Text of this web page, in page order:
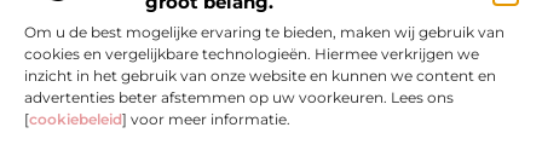
Om u de best mogelijke ervaring te bieden, maken wij gebruik van
cookies en vergelijkbare technologieën. Hiermee verkrijgen we
inzicht in het gebruik van onze website en kunnen we content en
advertenties beter afstemmen op uw voorkeuren. Lees ons
[cookiebeleid] voor meer informatie.